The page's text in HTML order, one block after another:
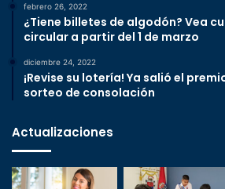
febrero 26, 2022
¿Tiene billetes de algodón? Vea
circular a partir del 1 de marzo
diciembre 24, 2022
¡Revise su lotería! Ya salió el
sorteo de consolación
Actualizaciones